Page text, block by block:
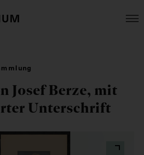
Josef Berze, mit
Unterschrift